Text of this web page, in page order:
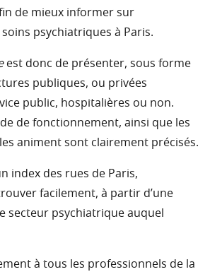
de mieux informer sur
soins psychiatriques à Paris.
est donc de présenter, sous forme
publiques, ou privées
public, hospitalières ou non.
de fonctionnement, ainsi que les
animent sont clairement précisés.
index des rues de Paris,
facilement, à partir d’une
secteur psychiatrique auquel
à tous les professionnels de la